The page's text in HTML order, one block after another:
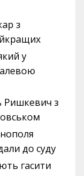
з
у
Ришкевич з
до суду
гасити